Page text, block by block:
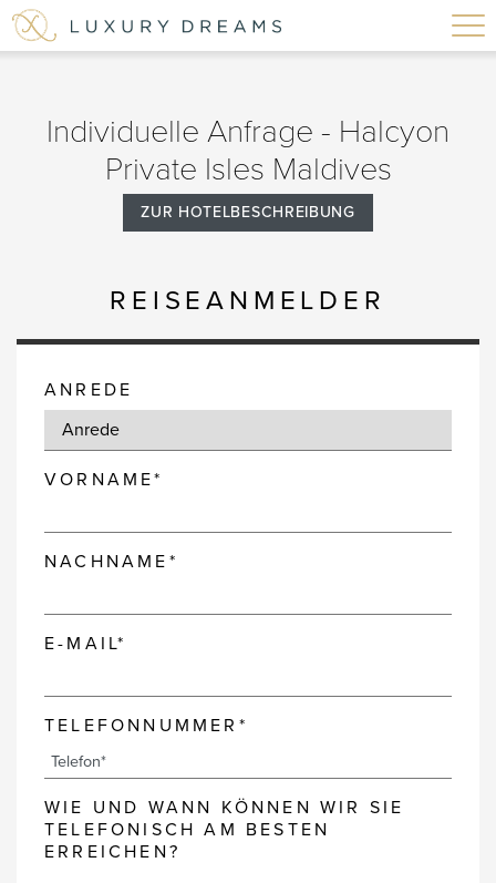
Individuelle Anfrage - Halcyon
Private Isles Maldives
ZUR HOTELBESCHREIBUNG
REISEANMELDER
ANREDE
VORNAME*
NACHNAME*
E-MAIL*
TELEFONNUMMER*
WIE UND WANN KÖNNEN WIR SIE
TELEFONISCH AM BESTEN
ERREICHEN?